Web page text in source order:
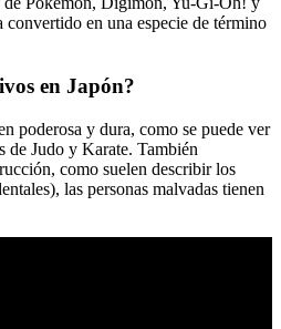
en una especie de término
en Japón?
poderosa y dura, como se puede ver
de Judo y Karate. También
como suelen describir los
las personas malvadas tienen